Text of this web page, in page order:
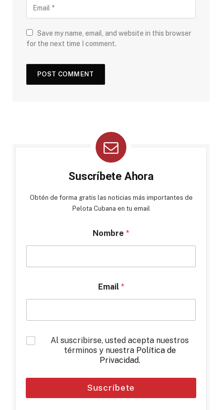
Save my name, email, and website in this browser
for the next time I comment.
Suscríbete Ahora
Obtén de forma gratis las noticias más importantes de
Pelota Cubana en tu email
Nombre *
Email *
*
Al suscribirse, usted acepta nuestros
términos y nuestra Política de
Privacidad.
Suscríbete